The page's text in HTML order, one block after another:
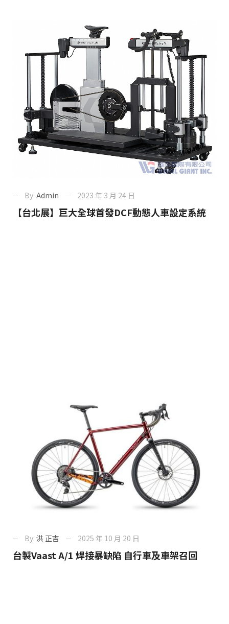
By: Admin 2023 年 3 月 24 日
【台北展】巨大全球首發DCF動態人車設定系統
By: 洪 正吉 2025 年 10 月 20 日
台製Vaast A/1 焊接暴缺陷 自行車及車架召回